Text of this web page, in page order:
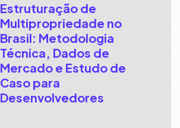
Estruturação de
Multipropriedade no
Brasil: Metodologia
Técnica, Dados de
Mercado e Estudo de
Caso para
Desenvolvedores